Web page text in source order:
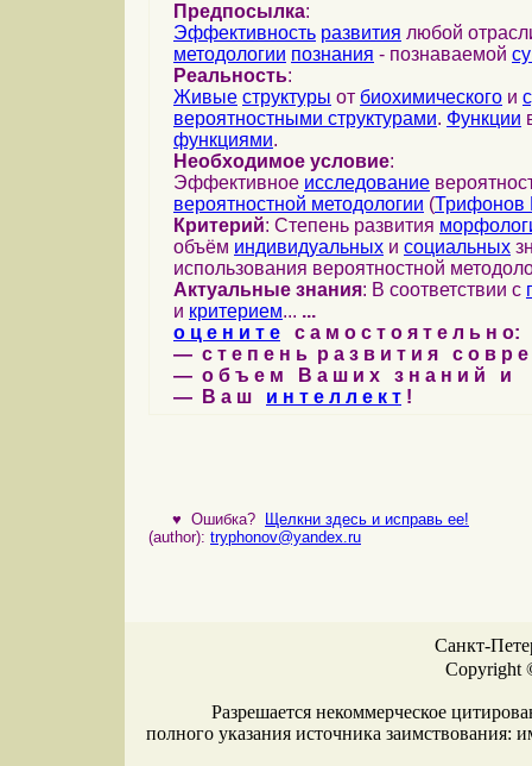
Предпосылка:
Эффективность развития любой
методологии познания - познаваемой
Реальность:
Живые структуры от биохимического и
вероятностными структурами. Функции
функциями.
Необходимое условие:
Эффективное исследование
вероятностной методологии (Трифонов
Критерий: Степень развития
объём индивидуальных и социальных
использования вероятностной
Актуальные знания: В соответствии с
и критерием... ...
о ц е н и т е с а м о с т о я т е л ь н о:
— с т е п е н ь р а з в и т и я с о в р
— о б ъ е м В а ш и х з н а н и й и
— В а ш и н т е л л е к т !
♥ Ошибка?
Щелкни здесь и исправь ее!
(author): tryphonov@yandex.ru
Санкт-
Copyright
Разрешается некоммерческое
полного указания источника заимствования: